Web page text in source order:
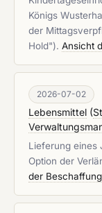
Königs
der
Hold"). Ansicht
2026-07-02
Lebensmittel (
Lieferung eines
Option der
der